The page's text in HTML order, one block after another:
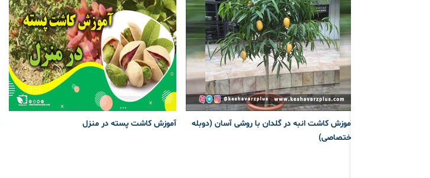
آموزش کاشت انبه در گلدان با روشی آسان (دوبله
اختصاصی)
آموزش کاشت پسته در منزل